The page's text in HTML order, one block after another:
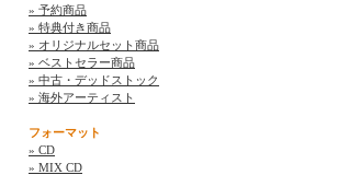
» 予約商品
» 特典付き商品
» オリジナルセット商品
» ベストセラー商品
» 中古・デッドストック
» 海外アーティスト
フォーマット
» CD
» MIX CD